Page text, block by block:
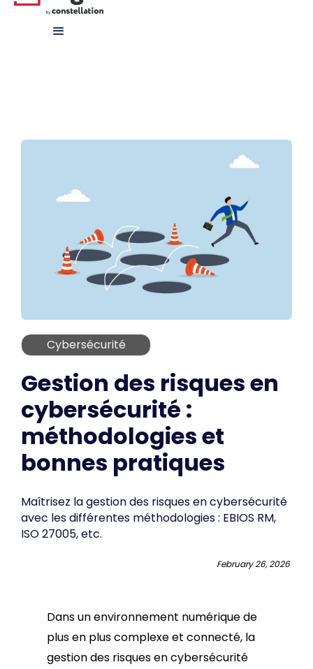
Cybersécurité
Gestion des risques en
cybersécurité :
méthodologies et
bonnes pratiques
Maîtrisez la gestion des risques en cybersécurité
avec les différentes méthodologies : EBIOS RM,
ISO 27005, etc.
February 26, 2026
Dans un environnement numérique de
plus en plus complexe et connecté, la
gestion des risques en cybersécurité